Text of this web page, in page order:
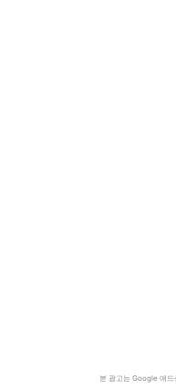
본 광고는 Google 애